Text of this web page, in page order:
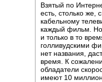
Взятый по
есть, столько же,
кабельному
каждый фильм.
и только в то
голливудскими
нет названия,
время. К
обладатели
имеют 10